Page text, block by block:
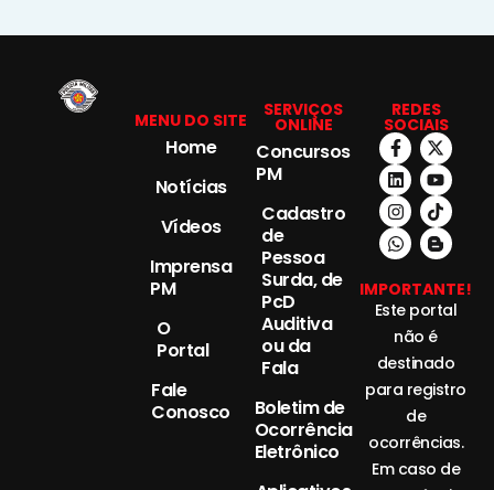
MENU DO SITE
Home
Notícias
Vídeos
Imprensa
PM
O
Portal
Fale
Conosco
SERVIÇOS
ONLINE
Concursos
PM
Cadastro
de
Pessoa
Surda, de
PcD
Auditiva
ou da
Fala
Boletim de
Ocorrência
Eletrônico
REDES
SOCIAIS
IMPORTANTE!
Este portal
não é
destinado
para registro
de
ocorrências.
Em caso de